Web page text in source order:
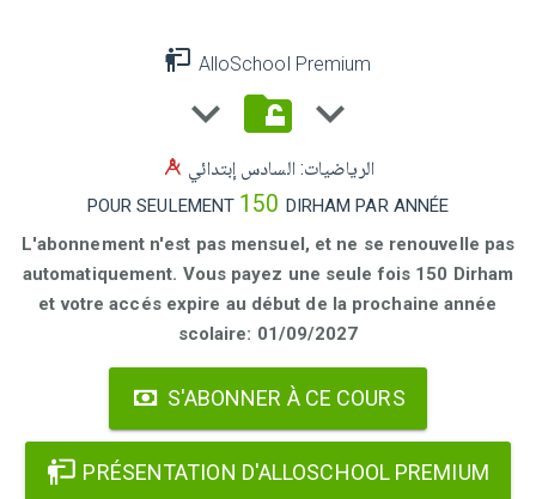
AlloSchool Premium
الرياضيات: السادس إبتدائي
POUR SEULEMENT 150 DIRHAM PAR ANNÉE
L'abonnement n'est pas mensuel, et ne se renouvelle pas
automatiquement. Vous payez une seule fois 150 Dirham
et votre accés expire au début de la prochaine année
scolaire: 01/09/2027
S'ABONNER À CE COURS
PRÉSENTATION D'ALLOSCHOOL PREMIUM